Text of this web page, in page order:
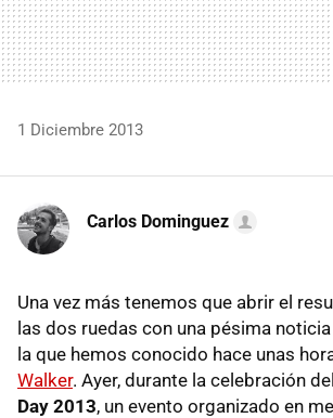
1 Diciembre 2013
Carlos Dominguez
Una vez más tenemos que abrir el
las dos ruedas con una pésima
la que hemos conocido hace unas
Walker. Ayer, durante la celebración del
Day 2013, un evento organizado en